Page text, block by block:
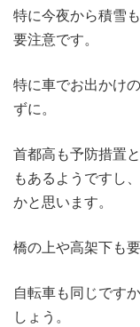
特に今夜から積雪
要注意です。
特に車でお出かけ
ずに。
首都高も予防措置
もあるようですし
かと思います。
橋の上や高架下も要
自転車も同じです
しょう。